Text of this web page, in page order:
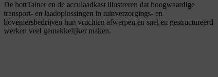
De bottTainer en de acculaadkast illustreren dat hoogwaardige
transport- en laadoplossingen in tuinverzorgings- en
hoveniersbedrijven hun vruchten afwerpen en snel en gestructureerd
werken veel gemakkelijker maken.